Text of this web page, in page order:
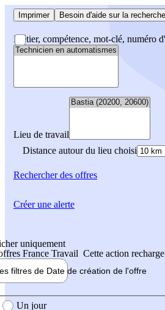
Imprimer Besoin d'aide sur la
Métier, compétence, mot-clé, numéro
Lieu de travail
Distance autour du lieu choisi
Rechercherdes offres
uniquement
France Travail Cette action
filtres de Date de création de l'offre
création de l'offre
Un jour
Créer une alerte